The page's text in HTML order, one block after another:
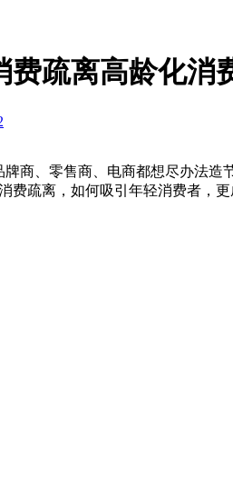
费疏离高龄化消
商、零售商、电商都想尽办法造
疏离，如何吸引年轻消费者，